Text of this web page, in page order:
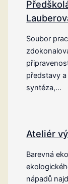
Soubor
představy
syntéza,…
Ateliér
Barevná
nápadů